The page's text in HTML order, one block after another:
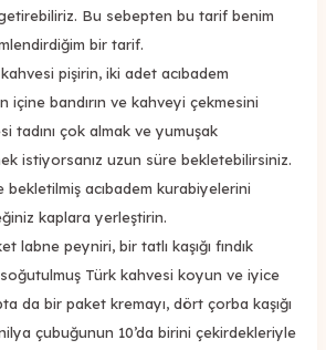
Bu sebepten bu tarif benim
bir tarif.
pişirin, iki adet acıbadem
içine bandırın ve kahveyi çekmesini
tadını çok almak ve yumuşak
istiyorsanız uzun süre bekletebilirsiniz.
acıbadem kurabiyelerini
kaplara yerleştirin.
labne peyniri, bir tatlı kaşığı fındık
Türk kahvesi koyun ve iyice
da bir paket kremayı, dört çorba kaşığı
çubuğunun 10’da birini çekirdekleriyle